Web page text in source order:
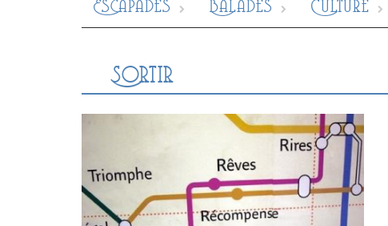
Escapades Balades Culture
Sortir